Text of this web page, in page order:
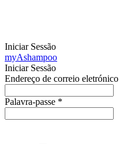
Iniciar Sessão
myAshampoo
Iniciar Sessão
Endereço de correio eletrónico
Palavra-passe *